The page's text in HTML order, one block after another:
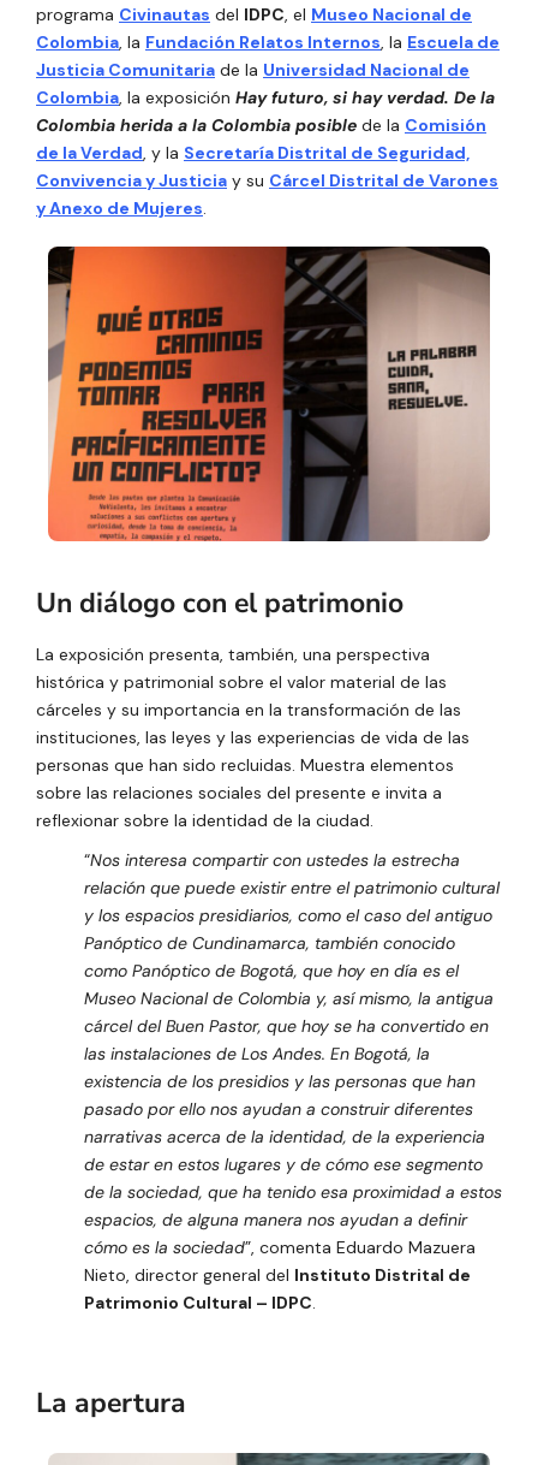
programa Civinautas del IDPC, el Museo Nacional de
Colombia, la Fundación Relatos Internos, la Escuela de
Justicia Comunitaria de la Universidad Nacional de
Colombia, la exposición Hay futuro, si hay verdad. De la
Colombia herida a la Colombia posible de la Comisión
de la Verdad, y la Secretaría Distrital de Seguridad,
Convivencia y Justicia y su Cárcel Distrital de Varones
y Anexo de Mujeres.
Un diálogo con el patrimonio
La exposición presenta, también, una perspectiva
histórica y patrimonial sobre el valor material de las
cárceles y su importancia en la transformación de las
instituciones, las leyes y las experiencias de vida de las
personas que han sido recluidas. Muestra elementos
sobre las relaciones sociales del presente e invita a
reflexionar sobre la identidad de la ciudad.
“Nos interesa compartir con ustedes la estrecha
relación que puede existir entre el patrimonio cultural
y los espacios presidiarios, como el caso del antiguo
Panóptico de Cundinamarca, también conocido
como Panóptico de Bogotá, que hoy en día es el
Museo Nacional de Colombia y, así mismo, la antigua
cárcel del Buen Pastor, que hoy se ha convertido en
las instalaciones de Los Andes. En Bogotá, la
existencia de los presidios y las personas que han
pasado por ello nos ayudan a construir diferentes
narrativas acerca de la identidad, de la experiencia
de estar en estos lugares y de cómo ese segmento
de la sociedad, que ha tenido esa proximidad a estos
espacios, de alguna manera nos ayudan a definir
cómo es la sociedad”, comenta Eduardo Mazuera
Nieto, director general del Instituto Distrital de
Patrimonio Cultural – IDPC.
La apertura